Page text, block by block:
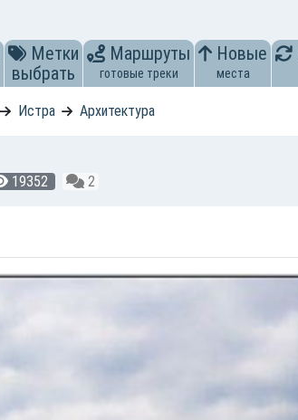
Метки
выбрать
Маршруты
готовые треки
Новые
места
Истра Архитектура
19352 2